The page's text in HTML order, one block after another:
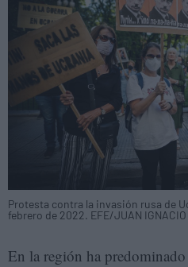
Protesta contra la invasión rusa de
febrero de 2022. EFE/JUAN IGNACIO
En la región ha